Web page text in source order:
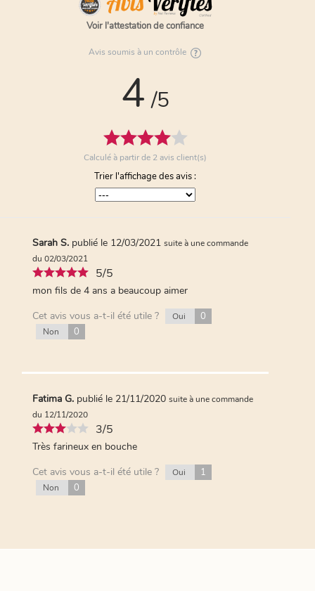
Voir l'attestation de confiance
Avis soumis à un contrôle
4 /5
Calculé à partir de 2 avis client(s)
Trier l'affichage des avis :
Sarah S. publié le 12/03/2021 suite à une commande
du 02/03/2021
5/5
mon fils de 4 ans a beaucoup aimer
Cet avis vous a-t-il été utile ?
Oui 0
Non 0
Fatima G. publié le 21/11/2020 suite à une commande
du 12/11/2020
3/5
Très farineux en bouche
Cet avis vous a-t-il été utile ?
Oui 1
Non 0